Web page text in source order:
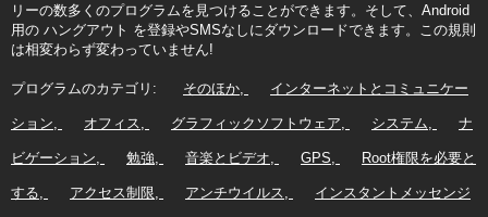
リーの数多くのプログラムを見つけることができます。そして、Android
用の ハングアウト を登録やSMSなしにダウンロードできます。この規則
は相変わらず変わっていません!
プログラムのカテゴリ: そのほか インターネットとコミュニケー
ション オフィス グラフィックソフトウェア システム ナ
ビゲーション 勉強 音楽とビデオ GPS Root権限を必要と
する アクセス制限 アンチウイルス インスタントメッセンジ